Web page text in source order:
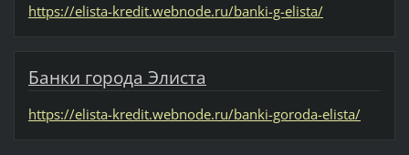
https://elista-kredit.webnode.ru/banki-g-elista/
Банки города Элиста
https://elista-kredit.webnode.ru/banki-goroda-elista/